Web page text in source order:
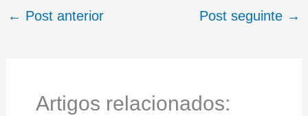
← Post anterior Post seguinte →
Artigos relacionados: